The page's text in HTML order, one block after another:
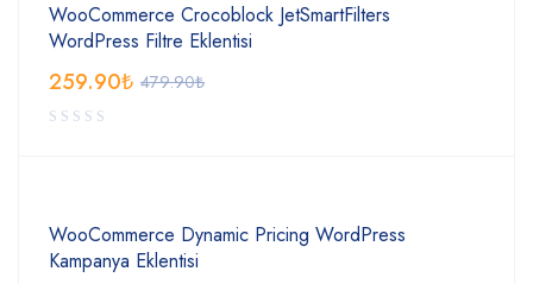
WooCommerce Crocoblock JetSmartFilters
WordPress Filtre Eklentisi
479.90₺
259.90₺
WooCommerce Dynamic Pricing WordPress
Kampanya Eklentisi